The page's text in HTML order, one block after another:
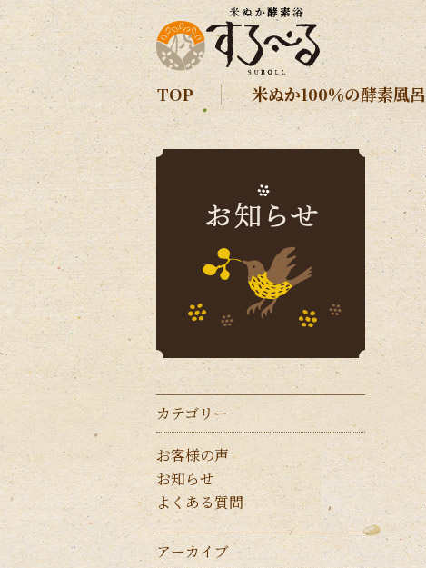
TOP 米ぬか100％の酵素風呂
カテゴリー
お客様の声
お知らせ
よくある質問
アーカイブ